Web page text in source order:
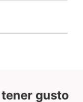
gusto